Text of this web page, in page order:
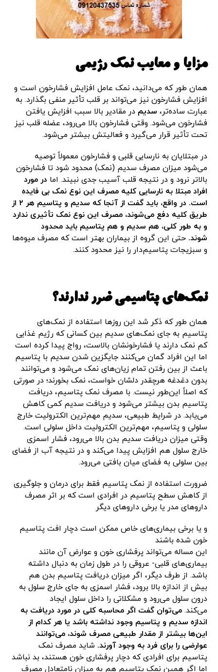
مزایا و معایب نمک رژیمی
همان طور که می‌دانید، نمک عامل افزایش فشارخون است و
افزایش فشارخون نیز می‌تواند بر قلب تأثیر منفی بگذارد. به
عبارت ساده‌تر، سدیم در مقادیر بالا سبب افزایش یافتن
فشارخون می‌شود. وقتی فشارخون بالا می‌رود، عضله قلب نیز
تحت تأثیر قرار می‌گیرد و فعالیتش بیشتر می‌شود.
در مبتلایان به نارسایی قلبی و فشارخون معمولاً توصیه
می‌شود میزان مصرف سدیم (نمک) محدود شود تا فشارخون
بالاتر نرود و در نتیجه قلب آسیب جدی نبیند. اما در مورد
افراد مبتلا به نارسایی کلیه مصرف این نوع نمک بی فایده
است. در واقع، باید گفت از آنجا که سدیم و پتاسیم هر ۲ از
طریق کلیه دفع می‌شوند، مصرف این نوع نمک تأثیری ندارد
و به طور کلی، هم سدیم و هم پتاسیم باید محدود
شوند. حتی این گروه از بیماران بهتر است که مصرف میوه‌ها
و سبزیجات پتاسیم‌دار را نیز محدود کنند.
نمک‌های پتاسیمی ضرر ندارند؟
همان طور که ذکر شد این روزها استفاده از نمک‌های
پتاسیم به جای نمک‌های سدیم بین کسانی که رژیم غذایی
کم نمک دارند یا فشارخونشان بالاست، رواج پیدا کرده است
اما این افراد گمان می‌کنند جایگزین شدن سدیم با پتاسیم
باعث از بین رفتن تمام زیان‌های نمک می‌شود و می‌توانند
بدون دغدغه هرچقدر دلشان خواست، نمک بخورند؛ در صورتی
که اصلاً این‌طور نیست. با مصرف نمک پتاسیم، دریافت
پتاسیم بدن بیشتر می‌شود و دریافت سدیم کمی کاهش
می‌یابد. در شرایط طبیعی، سدیم مهم‌ترین الکترولیت خارج
سلولی و پتاسیم، مهم‌ترین الکترولیت داخل سلولی است.
وقتی میزان دریافت سدیم بدن بالا می‌رود، فشار اسمزی
خارج سلول هم افزایش پیدا می‌کند و در نتیجه آب از فضای
بین سلولی به فضای میان بافتی می‌رود.
ضرورت استفاده از نمک پتاسیم فقط برای درمان و جلوگیری
از کاهش سطح پتاسیم در افرادی است که بر اثر مصرف
داروهای مدر یا برخی داروهای دیگر
و یا برخی بیماری‌های خاص ممکن است دچار افت پتاسیم
خون شده باشند
این مساله می‌تواند پرفشاری خون و عوارض آن مانند
بیماری‌های قلبی- عروقی را در طول زمان به دنبال داشته
باشد. از طرف دیگر، اگر میزان دریافت پتاسیم بدن هم
بیش از اندازه بالا برود، فشار اسمزی به جای خارج سلول به
درون سلول می‌رود و مشکلاتی را داخل سلول ایجاد
می‌کند.می‌توان گفت اگر محاسبه کلی در مورد دریافت به
اندازه سدیم و پتاسیم وجود نداشته باشد یا هر کدام از
این‌ها بیشتر از مقدار طبیعی مصرف شوند، می‌توانند
عوارضی را برای فرد به وجود آورند. شاید مصرف نمک
پتاسیم برای افرادی که دچار پرفشاری خون هستند، بد نباشد
اما اگر همین نمک پتاسیم هم به میزان نامتعادل مصرف